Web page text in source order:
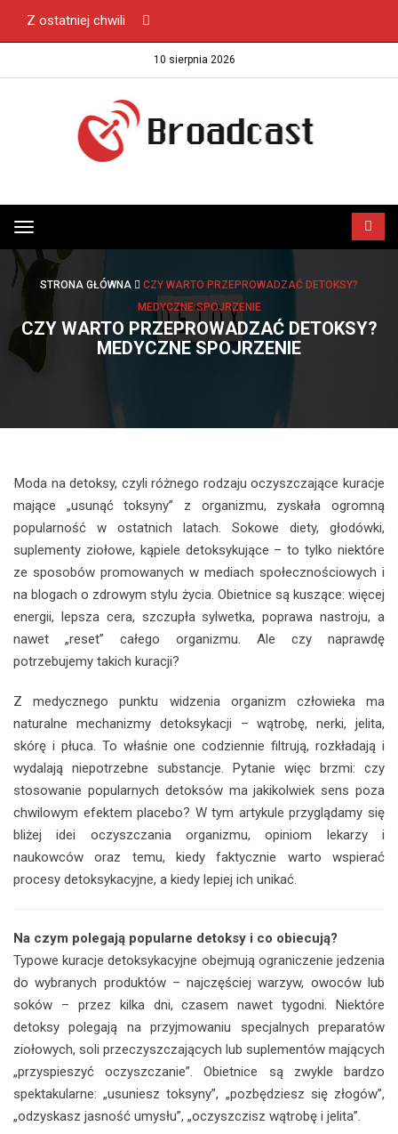
Z ostatniej chwili
10 sierpnia 2026
Przełącz
menu
STRONA GŁÓWNA
CZY WARTO PRZEPROWADZAĆ DETOKSY?
MEDYCZNE SPOJRZENIE
CZY WARTO PRZEPROWADZAĆ DETOKSY?
MEDYCZNE SPOJRZENIE
Moda na detoksy, czyli różnego rodzaju oczyszczające kuracje
mające „usunąć toksyny” z organizmu, zyskała ogromną
popularność w ostatnich latach. Sokowe diety, głodówki,
suplementy ziołowe, kąpiele detoksykujące – to tylko niektóre
ze sposobów promowanych w mediach społecznościowych i
na blogach o zdrowym stylu życia. Obietnice są kuszące: więcej
energii, lepsza cera, szczupła sylwetka, poprawa nastroju, a
nawet „reset” całego organizmu. Ale czy naprawdę
potrzebujemy takich kuracji?
Z medycznego punktu widzenia organizm człowieka ma
naturalne mechanizmy detoksykacji – wątrobę, nerki, jelita,
skórę i płuca. To właśnie one codziennie filtrują, rozkładają i
wydalają niepotrzebne substancje. Pytanie więc brzmi: czy
stosowanie popularnych detoksów ma jakikolwiek sens poza
chwilowym efektem placebo? W tym artykule przyglądamy się
bliżej idei oczyszczania organizmu, opiniom lekarzy i
naukowców oraz temu, kiedy faktycznie warto wspierać
procesy detoksykacyjne, a kiedy lepiej ich unikać.
Na czym polegają popularne detoksy i co obiecują?
Typowe kuracje detoksykacyjne obejmują ograniczenie jedzenia
do wybranych produktów – najczęściej warzyw, owoców lub
soków – przez kilka dni, czasem nawet tygodni. Niektóre
detoksy polegają na przyjmowaniu specjalnych preparatów
ziołowych, soli przeczyszczających lub suplementów mających
„przyspieszyć oczyszczanie”. Obietnice są zwykle bardzo
spektakularne: „usuniesz toksyny”, „pozbędziesz się złogów”,
„odzyskasz jasność umysłu”, „oczyszczisz wątrobę i jelita”.